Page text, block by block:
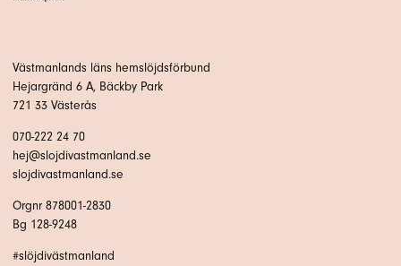
Västmanlands läns hemslöjdsförbund
Hejargränd 6 A, Bäckby Park
721 33 Västerås
070-222 24 70
hej@slojdivastmanland.se
slojdivastmanland.se
Orgnr 878001-2830
Bg 128-9248
#slöjdivästmanland